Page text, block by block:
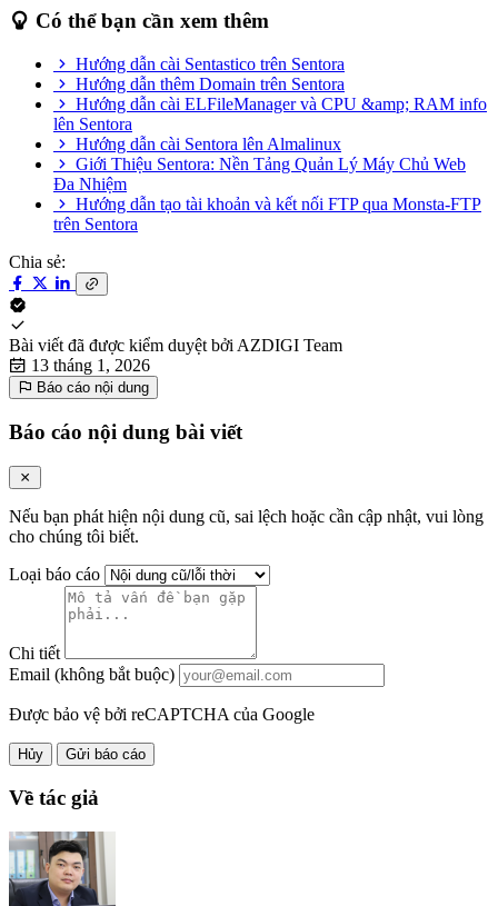
Có thể bạn cần xem thêm
Hướng dẫn cài Sentastico trên Sentora
Hướng dẫn thêm Domain trên Sentora
Hướng dẫn cài ELFileManager và CPU &amp; RAM info
lên Sentora
Hướng dẫn cài Sentora lên Almalinux
Giới Thiệu Sentora: Nền Tảng Quản Lý Máy Chủ Web
Đa Nhiệm
Hướng dẫn tạo tài khoản và kết nối FTP qua Monsta-FTP
trên Sentora
Chia sẻ:
Bài viết đã được kiểm duyệt bởi AZDIGI Team
13 tháng 1, 2026
Báo cáo nội dung
Báo cáo nội dung bài viết
Nếu bạn phát hiện nội dung cũ, sai lệch hoặc cần cập nhật, vui lòng
cho chúng tôi biết.
Loại báo cáo
Chi tiết
Email (không bắt buộc)
Được bảo vệ bởi reCAPTCHA của Google
Hủy Gửi báo cáo
Về tác giả